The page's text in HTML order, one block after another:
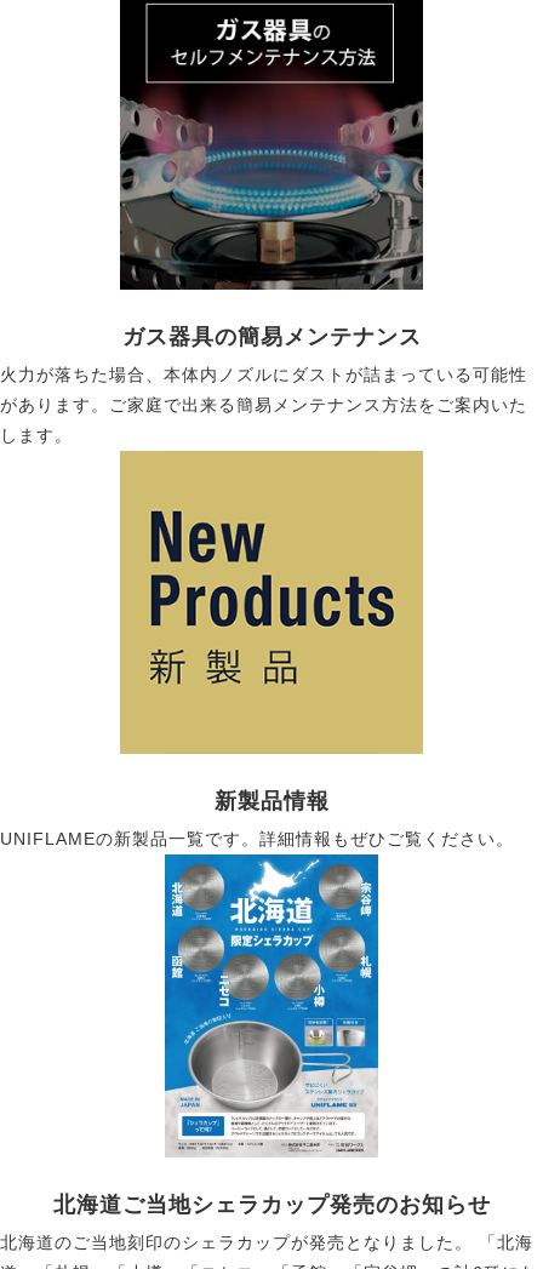
ガス器具の簡易メンテナンス
火力が落ちた場合、本体内ノズルにダストが詰まっている可能性
があります。ご家庭で出来る簡易メンテナンス方法をご案内いた
します。
新製品情報
UNIFLAMEの新製品一覧です。詳細情報もぜひご覧ください。
北海道ご当地シェラカップ発売のお知らせ
北海道のご当地刻印のシェラカップが発売となりました。 「北海